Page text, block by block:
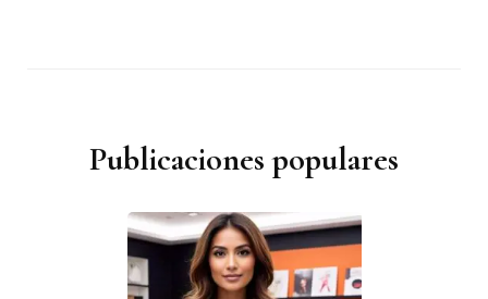
Publicaciones populares